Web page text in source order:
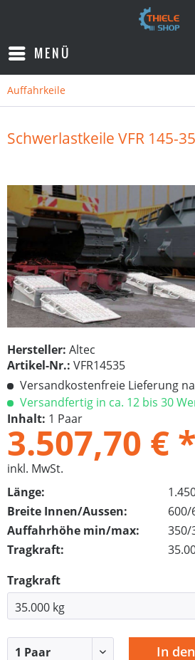
MENÜ
Auffahrkeile
Schwerlastkeile VFR 145-35
Hersteller: Altec
Artikel-Nr.: VFR14535
Versandkostenfreie Lieferung
Versandfertig in ca. 12 bis 30
Inhalt: 1 Paar
3.507,70 € *
inkl. MwSt.
Länge:
Breite Innen/Aussen:
600/
Auffahrhöhe min/max:
350/
Tragkraft:
Tragkraft
In den